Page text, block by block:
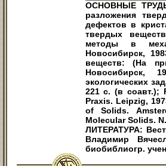
ОСНОВНЫЕ
разложения
дефектов в
твердых
методы в
Новосибирск,
веществ: (На
Новосибирск,
экологических
221 с. (в соавт.);
Praxis. Leipzig,
of Solids.
Molecular Solids.
ЛИТЕРАТУРА:
Владимир
биобиблиогр.